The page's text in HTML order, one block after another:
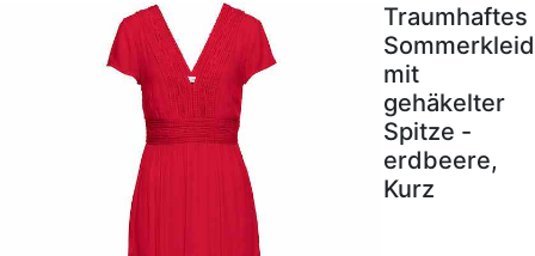
Traumhaftes
Sommerkleid
mit
gehäkelter
Spitze -
erdbeere,
Kurz